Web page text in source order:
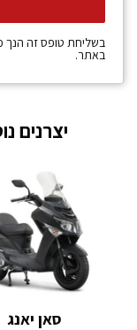
בשליחת טופס זה
באתר.
יצרנים
סאן יאנג